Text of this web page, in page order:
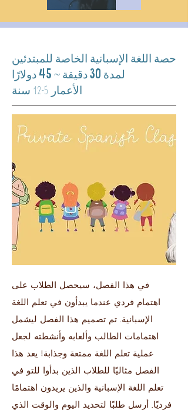
حصة اللغة الإسبانية الخاصة للمبتدئين
لمدة 30 دقيقة ~ 45 دولارًا
الأعمار 5-12 سنة
في هذا الفصل، سيحصل الطلاب على
اهتمام فردي عندما يبدأون في تعلم اللغة
الإسبانية. تم تصميم هذا الفصل ليشمل
اهتمامات الطالب وألعابه وأنشطته لجعل
عملية تعلم اللغة ممتعة وجذابة! يعد هذا
الفصل مثاليًا للطلاب الذين بدأوا للتو في
تعلم اللغة الإسبانية والذين يريدون اهتمامًا
فرديًا. أرسل طلبًا لتحديد اليوم والوقت الذي